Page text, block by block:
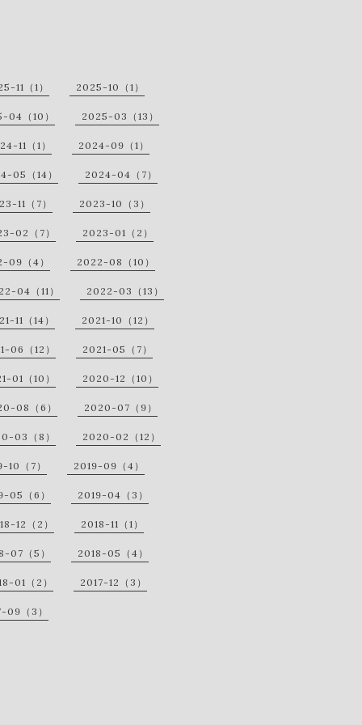
11（1） 2025-10（1）
04（10） 2025-03（13）
11（1） 2024-09（1）
05（14） 2024-04（7）
11（7） 2023-10（3）
02（7） 2023-01（2）
09（4） 2022-08（10）
04（11） 2022-03（13）
11（14） 2021-10（12）
06（12） 2021-05（7）
01（10） 2020-12（10）
08（6） 2020-07（9）
03（8） 2020-02（12）
10（7） 2019-09（4）
05（6） 2019-04（3）
12（2） 2018-11（1）
07（5） 2018-05（4）
01（2） 2017-12（3）
09（3）